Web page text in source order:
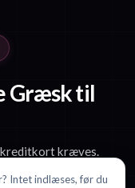
Græsk til
kræves.
Intet indlæses, før du